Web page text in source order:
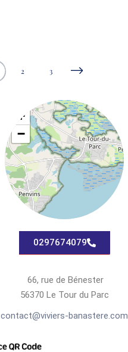
2 3
+
−
0297674079
66, rue de Bénester
56370 Le Tour du Parc
contact@viviers-banastere.com